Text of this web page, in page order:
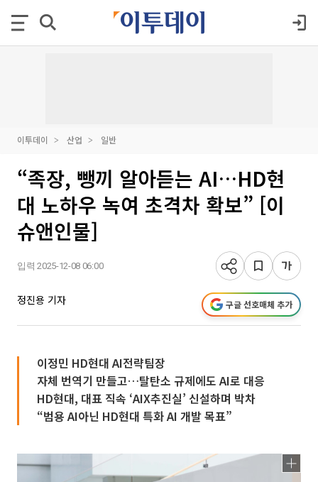
이투데이 산업 일반
“족장, 뺑끼 알아듣는 AI…HD현
대 노하우 녹여 초격차 확보” [이
슈앤인물]
입력 2025-12-08 06:00
정진용 기자 구글 선호매체 추가
이정민 HD현대 AI전략팀장
자체 번역기 만들고…탈탄소 규제에도 AI로 대응
HD현대, 대표 직속 ‘AIX추진실’ 신설하며 박차
“범용 AI아닌 HD현대 특화 AI 개발 목표”